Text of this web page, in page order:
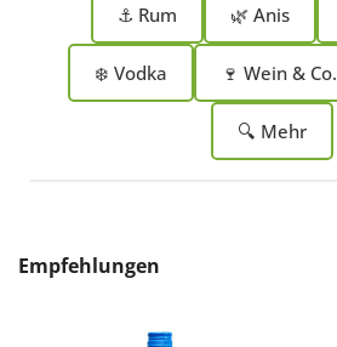
⚓ Rum 🌿 Anis
❄️ Vodka 🍷 Wein & Co.
🔍 Mehr
Produktgalerie überspringen
Empfehlungen